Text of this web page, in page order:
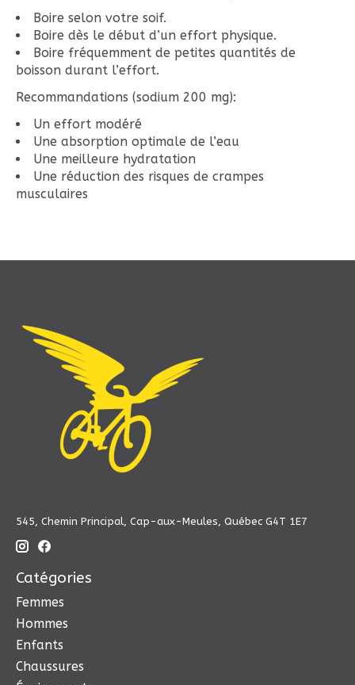
Boire selon votre soif.
Boire dès le début d’un effort physique.
Boire fréquemment de petites quantités de
boisson durant l’effort.
Recommandations (sodium 200 mg):
Un effort modéré
Une absorption optimale de l’eau
Une meilleure hydratation
Une réduction des risques de crampes
musculaires
545, Chemin Principal, Cap-aux-Meules, Québec G4T 1E7
Catégories
Femmes
Hommes
Enfants
Chaussures